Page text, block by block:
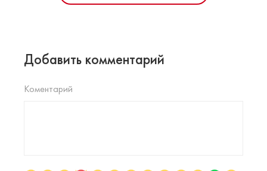
Добавить комментарий
Коментарий